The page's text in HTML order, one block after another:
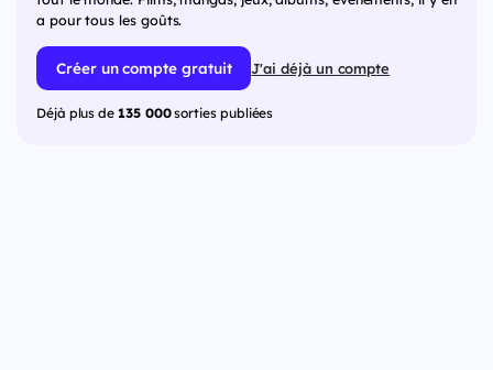
a pour tous les goûts.
Créer un compte gratuit J'ai déjà un compte
Déjà plus de 135 000sorties publiées